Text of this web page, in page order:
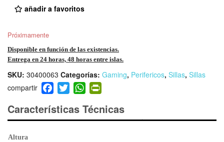
añadir a favoritos
Próximamente
Disponible en función de las existencias.
Entrega en 24 horas, 48 horas entre islas.
SKU: 30400063 Categorías: Gaming, Perifericos, Sillas, Sillas
F
a
c
e
T
wi
tt
er
W
h
at
s
tF
ri
Características Técnicas
Altura